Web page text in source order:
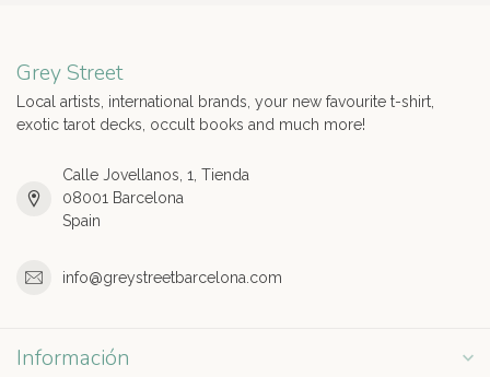
Grey Street
Local artists, international brands, your new favourite t-shirt,
exotic tarot decks, occult books and much more!
Calle Jovellanos, 1, Tienda
08001 Barcelona
Spain
info@greystreetbarcelona.com
Información